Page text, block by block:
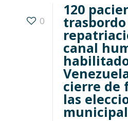
0
120
canal
cierre de
las